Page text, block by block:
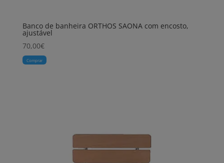
Banco de banheira ORTHOS SAONA com encosto,
ajustável
70,00€
Comprar